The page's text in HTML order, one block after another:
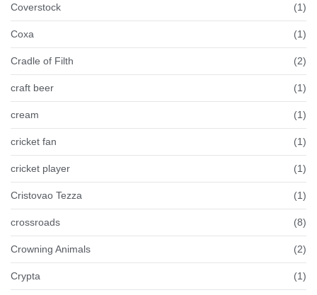
Coverstock (1)
Coxa (1)
Cradle of Filth (2)
craft beer (1)
cream (1)
cricket fan (1)
cricket player (1)
Cristovao Tezza (1)
crossroads (8)
Crowning Animals (2)
Crypta (1)